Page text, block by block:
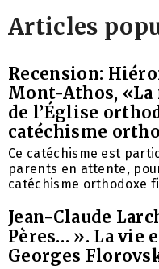
Articles
Recension:
Mont-Athos,
de l’Église
catéchisme
Ce catéchisme est
parents en attente,
catéchisme orthodoxe
Jean-Claude
Pères… ». La vie
Georges